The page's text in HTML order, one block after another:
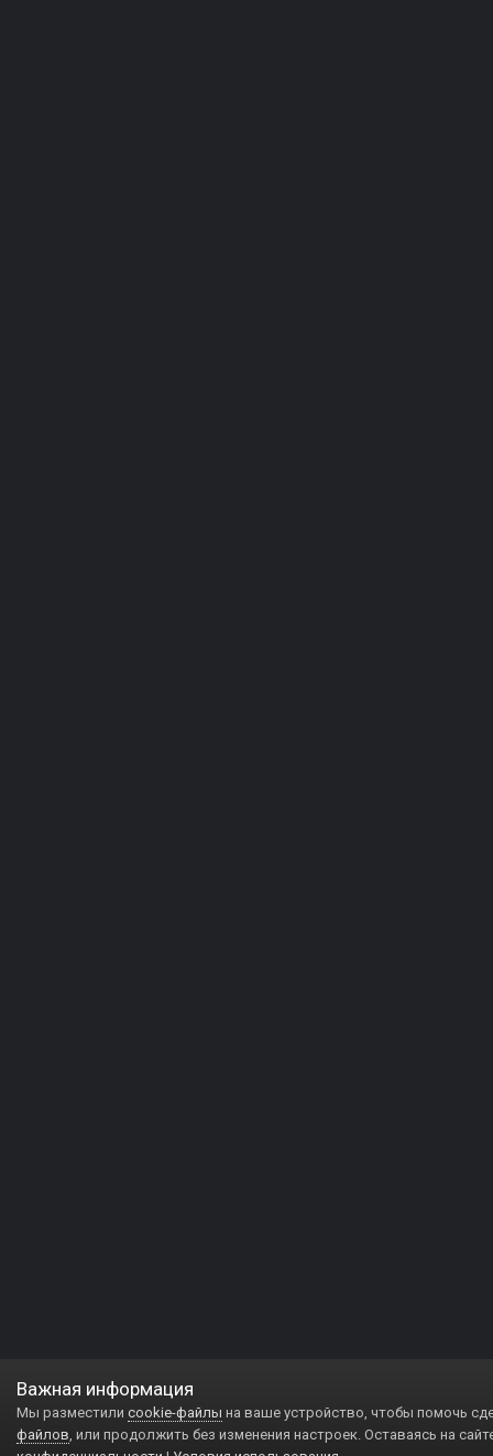
Важная информация
Мы разместили cookie-файлы на ваше устройство, чтобы помочь
файлов, или продолжить без изменения настроек. Оставаясь на